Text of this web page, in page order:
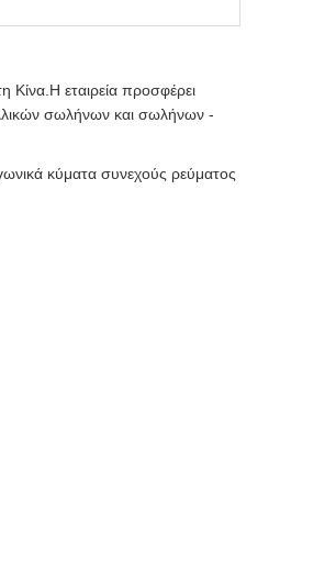
εταιρεία προσφέρει
σωλήνων και σωλήνων -
κύματα συνεχούς ρεύματος